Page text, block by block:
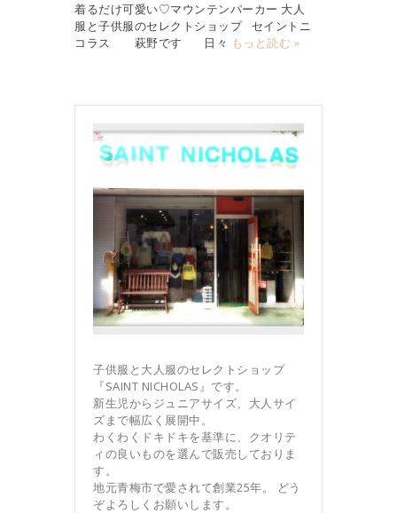
着るだけ可愛い♡マウンテンパーカー 大人
服と子供服のセレクトショップ セイントニ
コラス 萩野です 日々 もっと読む »
子供服と大人服のセレクトショップ
『SAINT NICHOLAS』です。
新生児からジュニアサイズ、大人サイ
ズまで幅広く展開中。
わくわくドキドキを基準に、クオリテ
ィの良いものを選んで販売しておりま
す。
地元青梅市で愛されて創業25年。 どう
ぞよろしくお願いします。